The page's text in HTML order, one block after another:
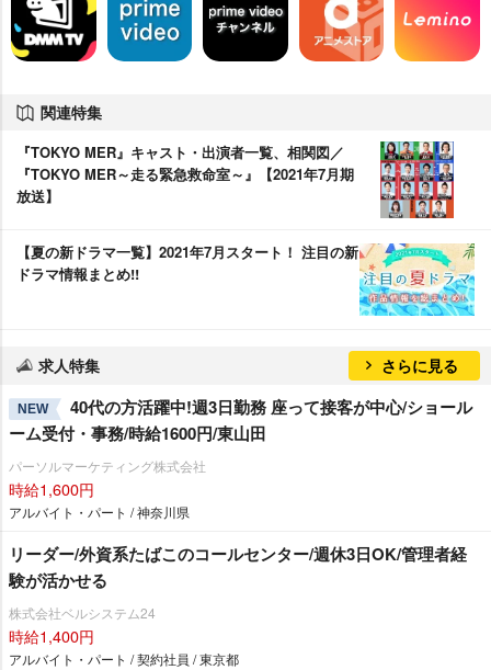
関連特集
『TOKYO MER』キャスト・出演者一覧、相関図／
『TOKYO MER～走る緊急救命室～』【2021年7月期
放送】
【夏の新ドラマ一覧】2021年7月スタート！ 注目の新
ドラマ情報まとめ!!
求人特集 さらに見る
NEW
40代の方活躍中!週3日勤務 座って接客が中心/ショール
ーム受付・事務/時給1600円/東山田
パーソルマーケティング株式会社
時給1,600円
アルバイト・パート / 神奈川県
リーダー/外資系たばこのコールセンター/週休3日OK/管理者経
験が活かせる
株式会社ベルシステム24
時給1,400円
アルバイト・パート / 契約社員 / 東京都